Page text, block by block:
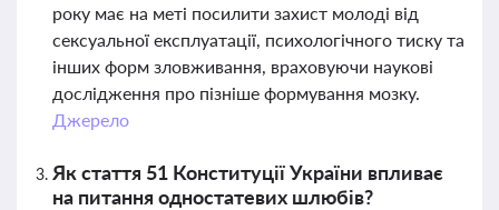
року має на меті посилити захист молоді від
сексуальної експлуатації, психологічного тиску та
інших форм зловживання, враховуючи наукові
дослідження про пізніше формування мозку.
Джерело
Як стаття 51 Конституції України впливає
на питання одностатевих шлюбів?